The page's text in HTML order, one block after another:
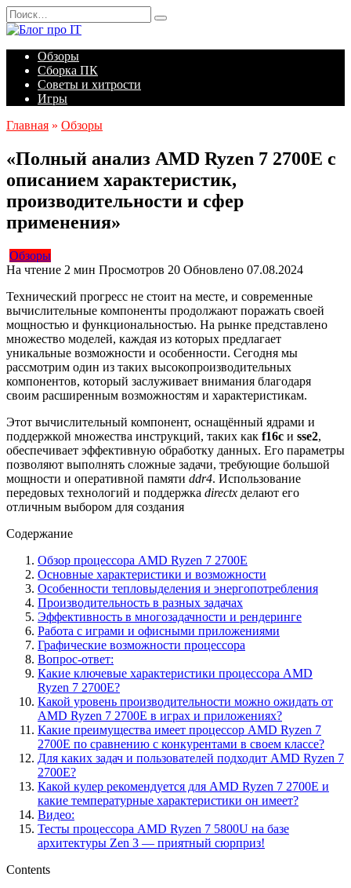
Перейти
к
содержанию
Search
for:
Обзоры
Сборка ПК
Советы и хитрости
Игры
Главная » Обзоры
«Полный анализ AMD Ryzen 7 2700E с
описанием характеристик,
производительности и сфер
применения»
Обзоры
На чтение 2 мин Просмотров 20 Обновлено 07.08.2024
Технический прогресс не стоит на месте, и современные
вычислительные компоненты продолжают поражать своей
мощностью и функциональностью. На рынке представлено
множество моделей, каждая из которых предлагает
уникальные возможности и особенности. Сегодня мы
рассмотрим один из таких высокопроизводительных
компонентов, который заслуживает внимания благодаря
своим расширенным возможностям и характеристикам.
Этот вычислительный компонент, оснащённый ядрами и
поддержкой множества инструкций, таких как f16c и sse2,
обеспечивает эффективную обработку данных. Его параметры
позволяют выполнять сложные задачи, требующие большой
мощности и оперативной памяти ddr4. Использование
передовых технологий и поддержка directx делают его
отличным выбором для создания
Содержание
Обзор процессора AMD Ryzen 7 2700E
Основные характеристики и возможности
Особенности тепловыделения и энергопотребления
Производительность в разных задачах
Эффективность в многозадачности и рендеринге
Работа с играми и офисными приложениями
Графические возможности процессора
Вопрос-ответ:
Какие ключевые характеристики процессора AMD
Ryzen 7 2700E?
Какой уровень производительности можно ожидать от
AMD Ryzen 7 2700E в играх и приложениях?
Какие преимущества имеет процессор AMD Ryzen 7
2700E по сравнению с конкурентами в своем классе?
Для каких задач и пользователей подходит AMD Ryzen 7
2700E?
Какой кулер рекомендуется для AMD Ryzen 7 2700E и
какие температурные характеристики он имеет?
Видео:
Тесты процессора AMD Ryzen 7 5800U на базе
архитектуры Zen 3 — приятный сюрприз!
Contents